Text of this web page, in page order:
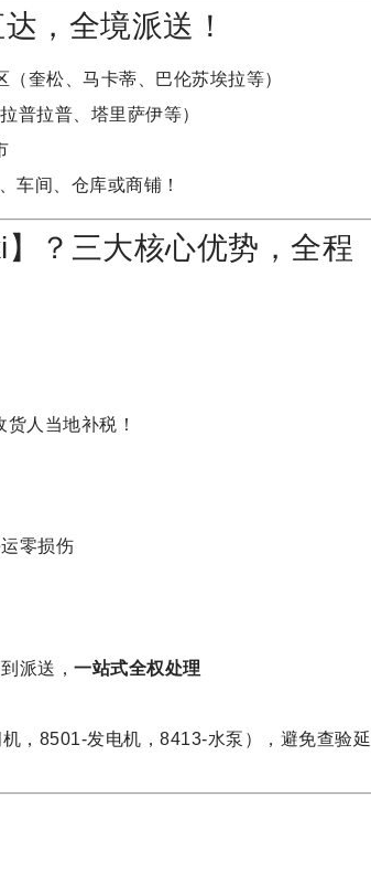
，全境派送！
（奎松、马卡蒂、巴伦苏埃拉等）
普拉普、塔里萨伊等）
车间、仓库或商铺！
？三大核心优势，全程
货人当地补税！
零损伤
派送， 一站式全权处理
，8501-发电机，8413-水泵），避免查验延